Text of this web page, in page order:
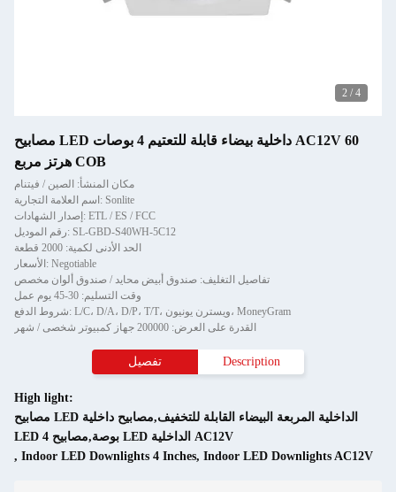
2 / 4
مصابيح LED داخلية بيضاء قابلة للتعتيم 4 بوصات AC12V 60
هرتز مربع COB
مكان المنشأ: الصين / فيتنام
اسم العلامة التجارية: Sonlite
إصدار الشهادات: ETL / ES / FCC
رقم الموديل: SL-GBD-S40WH-5C12
الحد الأدنى لكمية: 2000 قطعة
الأسعار: Negotiable
تفاصيل التغليف: صندوق أبيض محايد / صندوق ألوان مخصص
وقت التسليم: 30-45 يوم عمل
شروط الدفع: L/C، D/A، D/P، T/T، ويسترن يونيون، MoneyGram
القدرة على العرض: 200000 جهاز كمبيوتر شخصى / شهر
تفصيل Description
High light:
مصابيح LED الداخلية المربعة البيضاء القابلة للتخفيف,مصابيح داخلية
LED 4 بوصة,مصابيح LED الداخلية AC12V
, Indoor LED Downlights 4 Inches, Indoor LED Downlights AC12V